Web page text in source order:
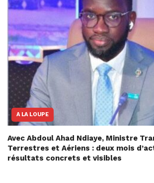
A LA LOUPE
Avec Abdoul Ahad Ndiaye, Ministre
Terrestres et Aériens : deux mois
résultats concrets et visibles